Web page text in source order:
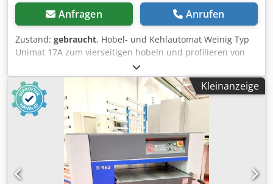
Anfragen Anrufen
Zustand: gebraucht, Hobel- und Kehlautomat Weinig Typ
Unimat 17A zum vierseitigen hobeln und profilieren von
Hölzern mit Universalspindel. Inkl. Schalschutzkabine,
Absaugrohren und Hobelköpfen. Technische Daten: -
Spindeln: 7 - Spindel 1: Unten - Spindel 2: Rechts - Spindel
3: Links - Spindel 4: Rechts - Spindel 5: Oben - Spindel 6:
Unten - Spindel 7: Uni Djdezrx A Sepfx Ah Njwa -
Arbeitsbreite: 170 mm - Arbeitshöhe: 120 mm
Kleinanzeige